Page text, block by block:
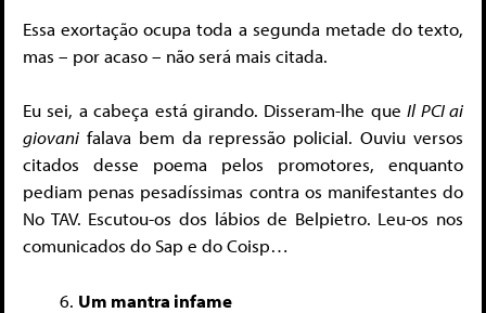
Essa exortação ocupa toda a segunda metade do texto,
mas – por acaso – não será mais citada.
Eu sei, a cabeça está girando. Disseram-lhe queIl PCI ai
giovani falava bem da repressão policial. Ouviu versos
citados desse poema pelos promotores, enquanto
pediam penas pesadíssimas contra os manifestantes do
No TAV. Escutou-os dos lábios de Belpietro. Leu-os nos
comunicados do Sap e do Coisp…
Um mantra infame